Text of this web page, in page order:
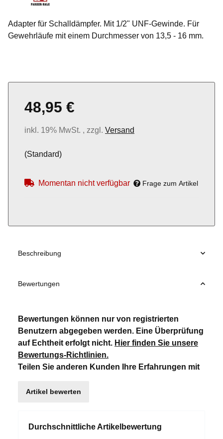
Adapter für Schalldämpfer. Mit 1/2" UNF-Gewinde. Für
Gewehrläufe mit einem Durchmesser von 13,5 - 16 mm.
48,95 €
inkl. 19% MwSt. , zzgl. Versand
(Standard)
Momentan nicht verfügbar Frage zum Artikel
Beschreibung
Bewertungen
Durchschnittliche Artikelbewertung
Bewertungen können nur von registrierten
Benutzern abgegeben werden. Eine Überprüfung
auf Echtheit erfolgt nicht. Hier finden Sie unsere
Bewertungs-Richtlinien.
Teilen Sie anderen Kunden Ihre Erfahrungen mit
Artikel bewerten